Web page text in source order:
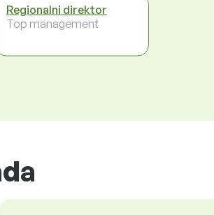
Regionalni direktor
Top management